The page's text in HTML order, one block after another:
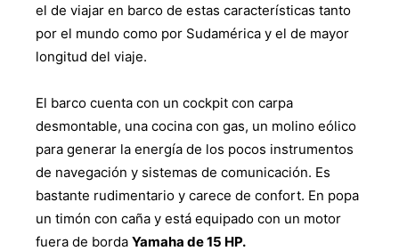
el de viajar en barco de estas características tanto
por el mundo como por Sudamérica y el de mayor
longitud del viaje.
El barco cuenta con un cockpit con carpa
desmontable, una cocina con gas, un molino eólico
para generar la energía de los pocos instrumentos
de navegación y sistemas de comunicación. Es
bastante rudimentario y carece de confort. En popa
un timón con caña y está equipado con un motor
fuera de borda Yamaha de 15 HP.